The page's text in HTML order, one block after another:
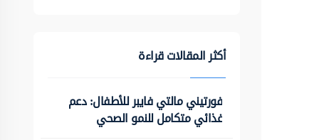
أكثر المقالات قراءة
فورتيني مالتي فايبر للأطفال: دعم
غذائي متكامل للنمو الصحي